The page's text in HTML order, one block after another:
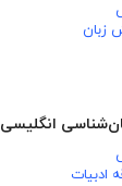
زبان
انگلیسی
ادبیات